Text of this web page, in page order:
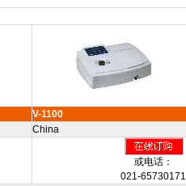
V-1100
China
或电话：
021-65730171